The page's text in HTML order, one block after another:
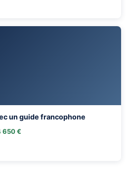
un guide francophone
650 €